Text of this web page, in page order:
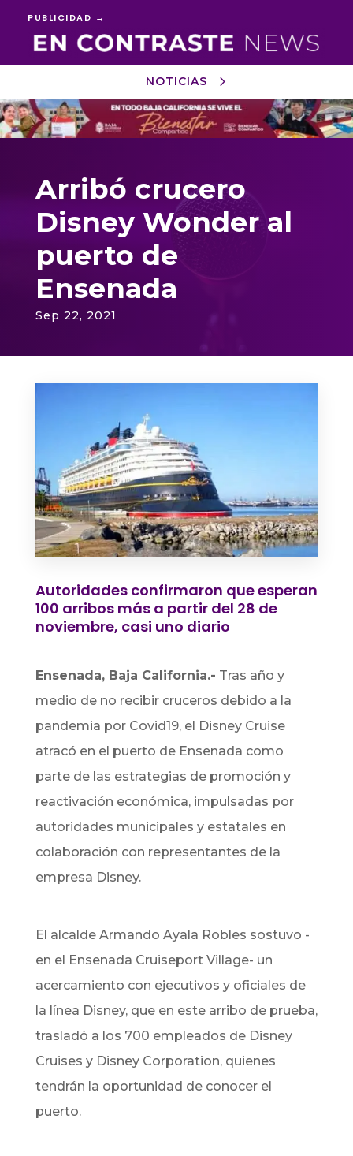
PUBLICIDAD →
NOTICIAS
Reproductor
de
vídeo
Arribó crucero
Disney Wonder al
puerto de
Ensenada
Sep 22, 2021
Autoridades confirmaron que esperan
100 arribos más a partir del 28 de
noviembre, casi uno diario
Ensenada, Baja California.- Tras año y
medio de no recibir cruceros debido a la
pandemia por Covid19, el Disney Cruise
atracó en el puerto de Ensenada como
parte de las estrategias de promoción y
reactivación económica, impulsadas por
autoridades municipales y estatales en
colaboración con representantes de la
empresa Disney.
El alcalde Armando Ayala Robles sostuvo -
en el Ensenada Cruiseport Village- un
acercamiento con ejecutivos y oficiales de
la línea Disney, que en este arribo de prueba,
trasladó a los 700 empleados de Disney
Cruises y Disney Corporation, quienes
tendrán la oportunidad de conocer el
puerto.